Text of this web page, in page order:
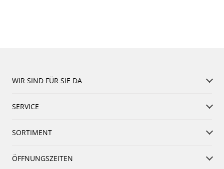
WIR SIND FÜR SIE DA
SERVICE
SORTIMENT
ÖFFNUNGSZEITEN